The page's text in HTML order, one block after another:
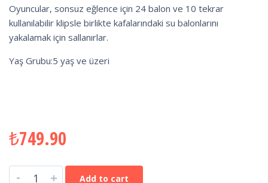
Oyuncular, sonsuz eğlence için 24 balon ve 10 tekrar
kullanılabilir klipsle birlikte kafalarındaki su balonlarını
yakalamak için sallanırlar.
Yaş Grubu:5 yaş ve üzeri
₺749.90
- + Add to cart